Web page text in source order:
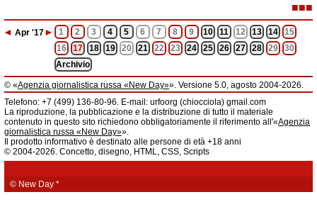
■■■
◄ Apr '17► 1 2 3 4 5 6 7 8 9 10 11 12 13 14
15
16
17 18 19 20 21 22 23 24 25 26 27 28 29
30
Archivio
© «Agenzia giornalistica russa «New Day»». Versione 5.0, agosto 2004-2026.
Informazioni
Agenzia giornalistica russa «New Day» registrata dal Servizio federale di
telecomunicazioni, tecnologie informatiche e mass media della Federazione
Russa. Certificato di registrazione dei mass media: EL № FS 77 - 61044 del 5
marzo 2015.
Fondatore: «New Day» S.r.l., indirizzo di redazione: 620014, città di
Ekaterinburgo, via Radišev, pal.6, scala «А», uff. 1104.
fornisce informazioni.
Telefono: +7 (499) 136-80-96. E-mail: urfoorg (chiocciola) gmail.com
La riproduzione, la pubblicazione e la distribuzione di tutto il materiale
contenuto in questo sito richiedono obbligatoriamente il riferimento all'«Agenzia
giornalistica russa «New Day»».
Il prodotto informativo è destinato alle persone di età +18 anni
© 2004-2026. Concetto, disegno, HTML, CSS, Scripts
© New Day *